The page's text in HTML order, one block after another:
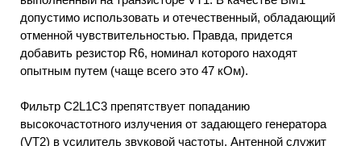
допустимо использовать и отечественный, обладающий
отменной чувствительностью. Правда, придется
добавить резистор R6, номинал которого находят
опытным путем (чаще всего это 47 кОм).
Фильтр C2L1C3 препятствует попаданию
высокочастотного излучения от задающего генератора
(VT2) в усилитель звуковой частоты. Антенной служит